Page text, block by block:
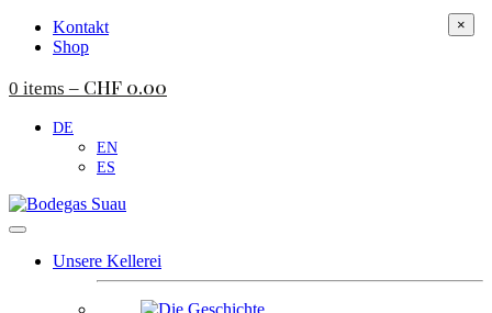
Kontakt
Shop
0 items – CHF 0.00
DE
EN
ES
Unsere Kellerei
×